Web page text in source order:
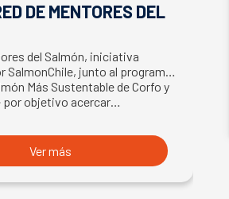
DE MENTORES DEL
del Salmón, iniciativa
SalmonChile, junto al programa
Más Sustentable de Corfo y
por objetivo acercar…
Ver más